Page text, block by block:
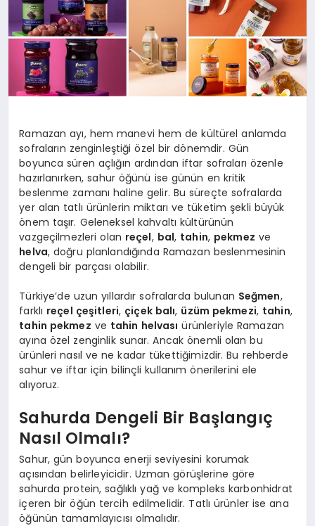
Ramazan ayı, hem manevi hem de kültürel anlamda
sofraların zenginleştiği özel bir dönemdir. Gün
boyunca süren açlığın ardından iftar sofraları özenle
hazırlanırken, sahur öğünü ise günün en kritik
beslenme zamanı haline gelir. Bu süreçte sofralarda
yer alan tatlı ürünlerin miktarı ve tüketim şekli büyük
önem taşır. Geleneksel kahvaltı kültürünün
vazgeçilmezleri olan reçel, bal, tahin, pekmez ve
helva, doğru planlandığında Ramazan beslenmesinin
dengeli bir parçası olabilir.
Türkiye’de uzun yıllardır sofralarda bulunan Seğmen,
farklı reçel çeşitleri, çiçek balı, üzüm pekmezi, tahin,
tahin pekmez ve tahin helvası ürünleriyle Ramazan
ayına özel zenginlik sunar. Ancak önemli olan bu
ürünleri nasıl ve ne kadar tükettiğimizdir. Bu rehberde
sahur ve iftar için bilinçli kullanım önerilerini ele
alıyoruz.
Sahurda Dengeli Bir Başlangıç
Nasıl Olmalı?
Sahur, gün boyunca enerji seviyesini korumak
açısından belirleyicidir. Uzman görüşlerine göre
sahurda protein, sağlıklı yağ ve kompleks karbonhidrat
içeren bir öğün tercih edilmelidir. Tatlı ürünler ise ana
öğünün tamamlayıcısı olmalıdır.